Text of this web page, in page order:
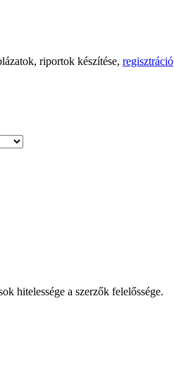
riportok készítése, regisztráció
hitelessége a szerzők felelőssége.